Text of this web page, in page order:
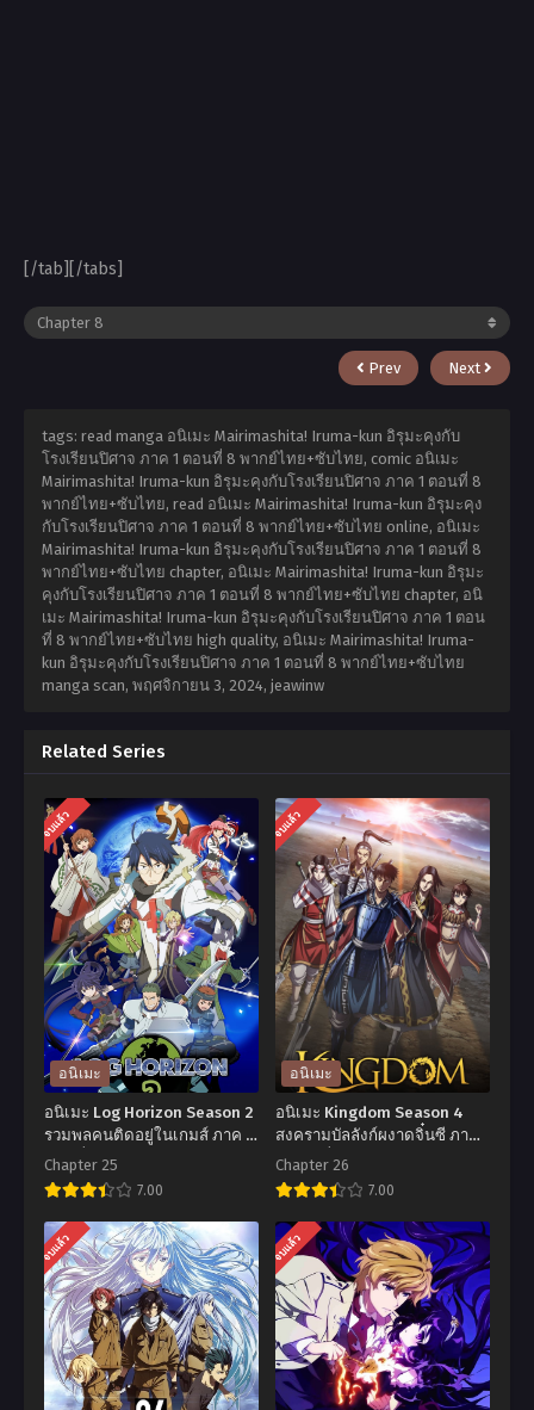
[/tab][/tabs]
Prev Next
tags: read manga อนิเมะ Mairimashita! Iruma-kun อิรุมะคุงกับ
โรงเรียนปิศาจ ภาค 1 ตอนที่ 8 พากย์ไทย+ซับไทย, comic อนิเมะ
Mairimashita! Iruma-kun อิรุมะคุงกับโรงเรียนปิศาจ ภาค 1 ตอนที่ 8
พากย์ไทย+ซับไทย, read อนิเมะ Mairimashita! Iruma-kun อิรุมะคุง
กับโรงเรียนปิศาจ ภาค 1 ตอนที่ 8 พากย์ไทย+ซับไทย online, อนิเมะ
Mairimashita! Iruma-kun อิรุมะคุงกับโรงเรียนปิศาจ ภาค 1 ตอนที่ 8
พากย์ไทย+ซับไทย chapter, อนิเมะ Mairimashita! Iruma-kun อิรุมะ
คุงกับโรงเรียนปิศาจ ภาค 1 ตอนที่ 8 พากย์ไทย+ซับไทย chapter, อนิ
เมะ Mairimashita! Iruma-kun อิรุมะคุงกับโรงเรียนปิศาจ ภาค 1 ตอน
ที่ 8 พากย์ไทย+ซับไทย high quality, อนิเมะ Mairimashita! Iruma-
kun อิรุมะคุงกับโรงเรียนปิศาจ ภาค 1 ตอนที่ 8 พากย์ไทย+ซับไทย
manga scan, พฤศจิกายน 3, 2024, jeawinw
Related Series
จบแล้ว
อนิเมะ
อนิเมะ Log Horizon Season 2
รวมพลคนติดอยู่ในเกมส์ ภาค 2
ตอนที่1-25 ซับไทย
Chapter 25
7.00
อ
นิ
เมะ
Log
Horizon
Season
จบแล้ว
อนิเมะ
อนิเมะ Kingdom Season 4
สงครามบัลลังก์ผงาดจิ๋นซี ภาค
4 ตอนที่1-26 ซับไทย
Chapter 26
7.00
อ
นิ
เมะ
Kingdom
Season
4
จบแล้ว จบแล้ว